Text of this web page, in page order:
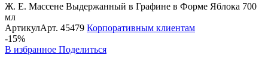
Ж. Е. Массене Выдержанный в Графине в Форме Яблока 700
мл
АртикулАрт. 45479 Корпоративным клиентам
-15%
В избранное Поделиться